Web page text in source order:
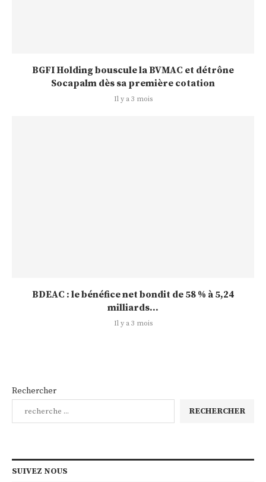
BGFI Holding bouscule la BVMAC et détrône
Socapalm dès sa première cotation
Il y a 3 mois
BDEAC : le bénéfice net bondit de 58 % à 5,24
milliards...
Il y a 3 mois
Rechercher
RECHERCHER
SUIVEZ NOUS